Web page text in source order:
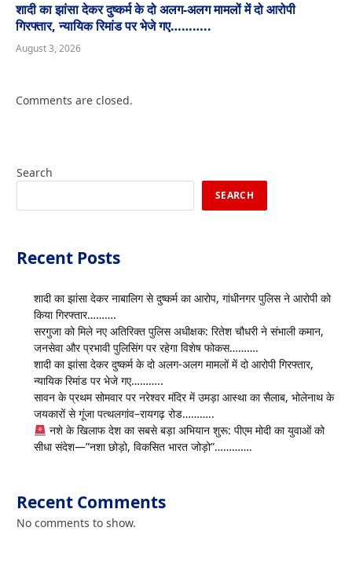
शादी का झांसा देकर दुष्कर्म के दो अलग-अलग मामलों में दो आरोपी
गिरफ्तार, न्यायिक रिमांड पर भेजे गए………..
August 3, 2026
Comments are closed.
Search
SEARCH
Recent Posts
शादी का झांसा देकर नाबालिग से दुष्कर्म का आरोप, गांधीनगर पुलिस ने आरोपी को
किया गिरफ्तार……….
सरगुजा को मिले नए अतिरिक्त पुलिस अधीक्षक: रितेश चौधरी ने संभाली कमान,
जनसेवा और प्रभावी पुलिसिंग पर रहेगा विशेष फोकस……….
शादी का झांसा देकर दुष्कर्म के दो अलग-अलग मामलों में दो आरोपी गिरफ्तार,
न्यायिक रिमांड पर भेजे गए………..
सावन के प्रथम सोमवार पर नरेश्वर मंदिर में उमड़ा आस्था का सैलाब, भोलेनाथ के
जयकारों से गूंजा पत्थलगांव–रायगढ़ रोड………..
नशे के खिलाफ देश का सबसे बड़ा अभियान शुरू: पीएम मोदी का युवाओं को
सीधा संदेश—”नशा छोड़ो, विकसित भारत जोड़ो”………….
Recent Comments
No comments to show.